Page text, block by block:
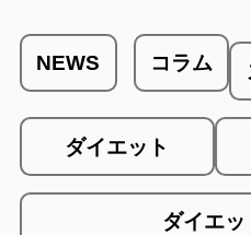
NEWS コラム
ダイエット
ダイエ